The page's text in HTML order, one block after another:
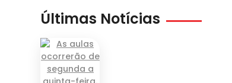
Últimas Notícias